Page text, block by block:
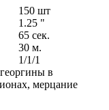
150 шт
1.25 "
65 сек.
30 м.
1/1/1
в
мерцание